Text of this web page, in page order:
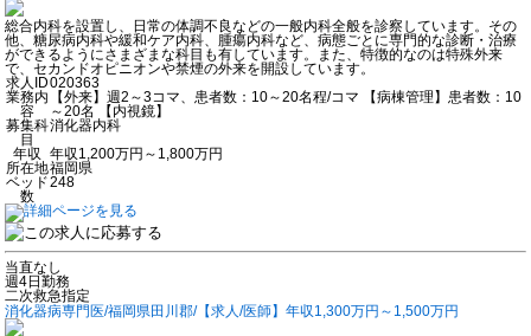
総合内科を設置し、日常の体調不良などの一般内科全般を診察しています。その
他、糖尿病内科や緩和ケア内科、腫瘍内科など、病態ごとに専門的な診断・治療
ができるようにさまざまな科目も有しています。また、特徴的なのは特殊外来
で、セカンドオピニオンや禁煙の外来を開設しています。
求人ID020363
業務内
容
【外来】週2～3コマ、患者数：10～20名程/コマ 【病棟管理】患者数：10
～20名 【内視鏡】
募集科
目
消化器内科
年収
年収1,200万円～1,800万円
所在地福岡県
ベッド
数
248
当直なし
週4日勤務
二次救急指定
消化器病専門医/福岡県田川郡/【求人/医師】年収1,300万円～1,500万円